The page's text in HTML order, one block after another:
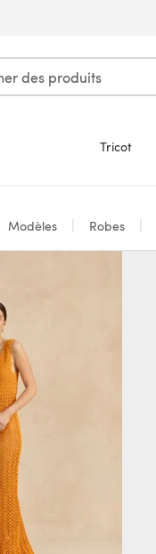
Tricot
Modèles Robes